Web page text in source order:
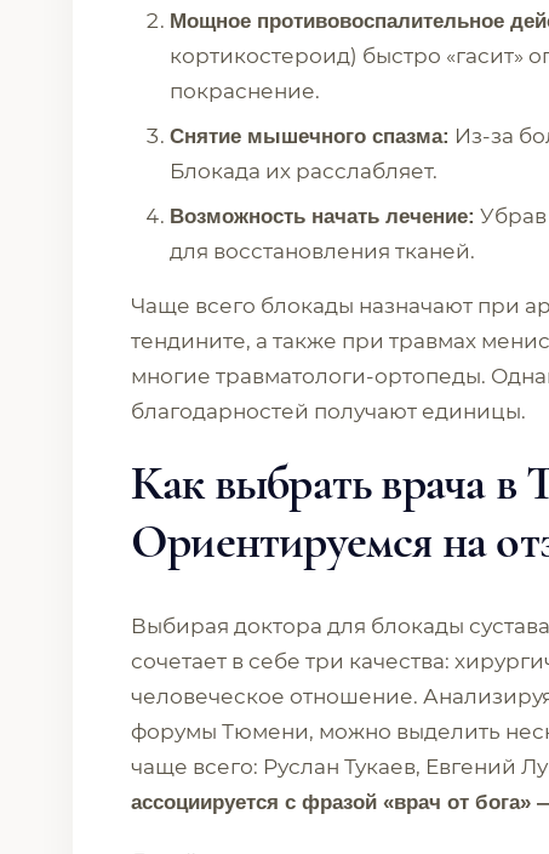
Мощное противовоспалительное
кортикостероид) быстро «гасит»
покраснение.
Снятие мышечного спазма: Из-за
Блокада их расслабляет.
Возможность начать лечение:
для восстановления тканей.
Чаще всего блокады назначают при
тендините, а также при травмах
многие травматологи-ортопеды.
благодарностей получают единицы.
Как выбрать врача в
Ориентируемся на
Выбирая доктора для блокады
сочетает в себе три качества:
человеческое отношение.
форумы Тюмени, можно выделить
чаще всего: Руслан Тукаев, Евгений
ассоциируется с фразой «врач от бога»